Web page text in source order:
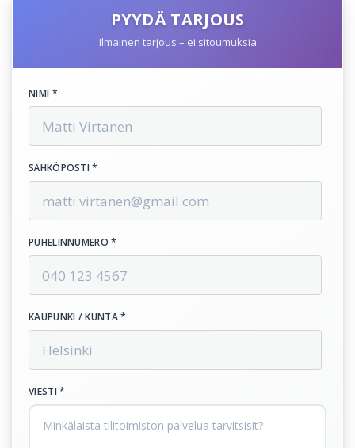
PYYDÄ TARJOUS
Ilmainen tarjous – ei sitoumuksia
NIMI *
SÄHKÖPOSTI *
PUHELINNUMERO *
KAUPUNKI / KUNTA *
VIESTI *